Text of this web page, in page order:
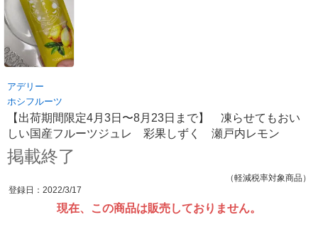
アデリー
ホシフルーツ
【出荷期間限定4月3日〜8月23日まで】 凍らせてもおい
しい国産フルーツジュレ 彩果しずく 瀬戸内レモン
掲載終了
（軽減税率対象商品）
登録日：2022/3/17
現在、この商品は販売しておりません。